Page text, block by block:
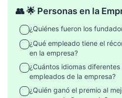
👥 🌟 Personas en la
¿Quiénes fueron los
¿Qué empleado tiene el
en la empresa?
¿Cuántos idiomas
empleados de la empresa?
¿Quién ganó el premio al